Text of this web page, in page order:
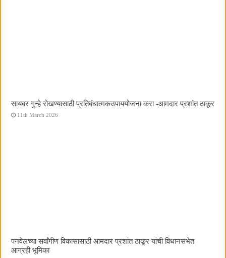
सायबर गुन्हे रोखण्यासाठी प्रतिबंधात्मकउपाययोजना करा -आमदार प्रशांत ठाकूर
11th March 2026
पनवेलच्या सर्वांगीण विकासासाठी आमदार प्रशांत ठाकूर यांची विधानसभेत
आग्रही भूमिका